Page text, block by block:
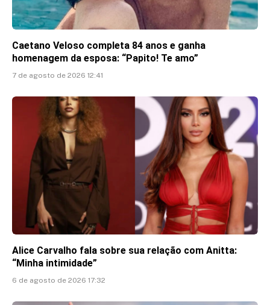
Caetano Veloso completa 84 anos e ganha
homenagem da esposa: “Papito! Te amo”
7 de agosto de 2026 12:41
Alice Carvalho fala sobre sua relação com Anitta:
“Minha intimidade”
6 de agosto de 2026 17:32